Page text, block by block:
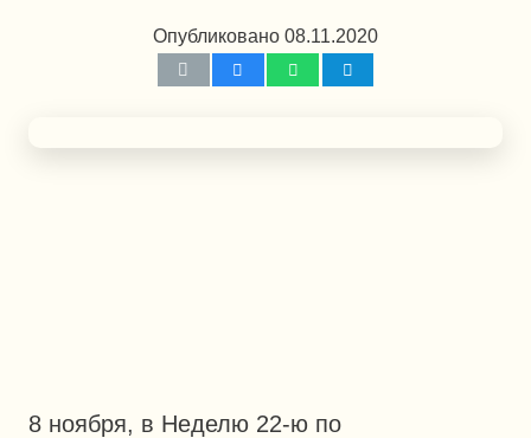
Опубликовано 08.11.2020
8 ноября, в Неделю 22-ю по